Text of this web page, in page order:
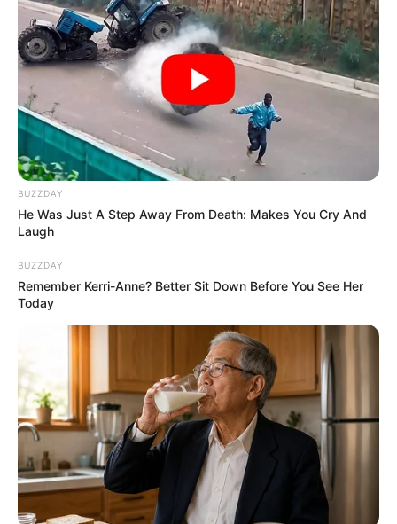
BUZZDAY
He Was Just A Step Away From Death: Makes You Cry And
Laugh
BUZZDAY
Remember Kerri-Anne? Better Sit Down Before You See Her
Today